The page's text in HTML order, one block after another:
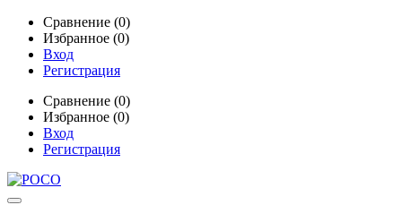
Сравнение (0)
Избранное (0)
Вход
Регистрация
Сравнение (0)
Избранное (0)
Вход
Регистрация